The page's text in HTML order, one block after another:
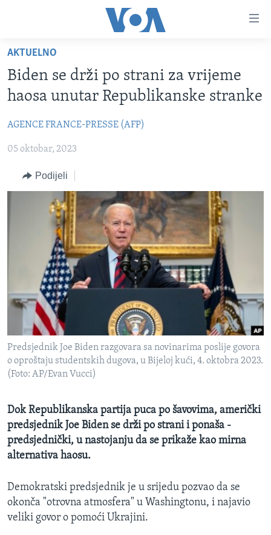
glavni
sadržaj
Pređi
na
glavnu
Idi
pretragu
TV PROGRAM
VIJESTI
SJEDINJENE AMERIČKE DRŽAVE
BOSNA I HERCEGOVINA
NAUKA I TEHNOLOGIJA
SPECIJALNI PROJEKTI
KORUPCIJA
SLOBODA MEDIJA
ŽENSKA STRANA
IZBJEGLIČKA STRANA
MAGAZIN
O GLASU AMERIKE
Learning English
PRATITE NAS
Jezici
AKTUELNO
Biden se drži po strani za vrijeme
haosa unutar Republikanske stranke
AGENCE FRANCE-PRESSE (AFP)
05 oktobar, 2023
Podijeli
Predsjednik Joe Biden razgovara sa novinarima poslije govora
o oproštaju studentskih dugova, u Bijeloj kući, 4. oktobra 2023.
(Foto: AP/Evan Vucci)
Dok Republikanska partija puca po šavovima, američki
predsjednik Joe Biden se drži po strani i ponaša -
predsjednički, u nastojanju da se prikaže kao mirna
alternativa haosu.
Demokratski predsjednik je u srijedu pozvao da se
okonča "otrovna atmosfera" u Washingtonu, i najavio
veliki govor o pomoći Ukrajini.